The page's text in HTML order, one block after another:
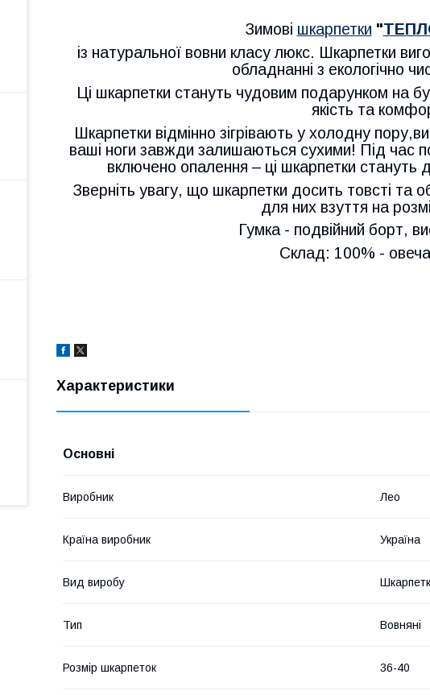
Зимові шкарпетки "
із натуральної вовни класу люкс. Шкарпетки
обладнанні з екологічно
Ці шкарпетки стануть чудовим подарунком на
якість та
Шкарпетки відмінно зігрівають у холодну
ваші ноги завжди залишаються сухими! Під час
включено опалення – ці шкарпетки
Зверніть увагу, що шкарпетки досить товсті та
для них взуття на
Гумка - подвійний борт,
Склад: 100% -
Характеристики
Основні
Виробник Лео
Країна виробник Україна
Вид виробу
Тип Вовняні
Розмір шкарпеток 36-40